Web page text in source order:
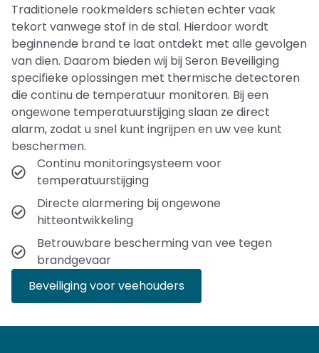
Traditionele rookmelders schieten echter vaak
tekort vanwege stof in de stal. Hierdoor wordt
beginnende brand te laat ontdekt met alle gevolgen
van dien. Daarom bieden wij bij Seron Beveiliging
specifieke oplossingen met thermische detectoren
die continu de temperatuur monitoren. Bij een
ongewone temperatuurstijging slaan ze direct
alarm, zodat u snel kunt ingrijpen en uw vee kunt
beschermen.
Continu monitoringsysteem voor
temperatuurstijging
Directe alarmering bij ongewone
hitteontwikkeling
Betrouwbare bescherming van vee tegen
brandgevaar
Beveiliging voor veehouders